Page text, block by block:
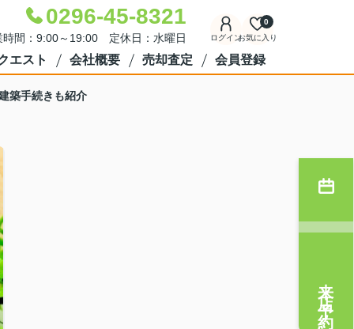
0296-45-8321
時間：9:00～19:00 定休日：水曜日 ログインお気に入り
0
エスト 会社概要 売却査定 会員登録
築手続きも紹介
来店予約